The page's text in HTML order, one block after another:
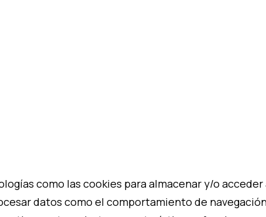
como las cookies para almacenar y/o
datos como el comportamiento de